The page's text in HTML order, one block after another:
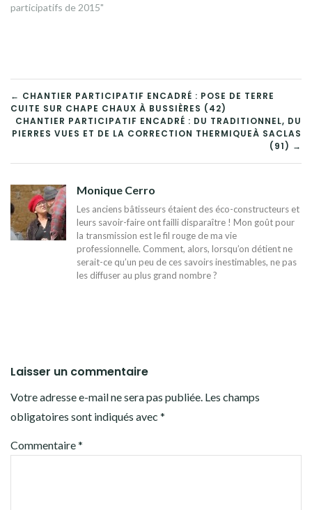
participatifs de 2015"
NAVIGATION
DE
L’ARTICLE
← CHANTIER PARTICIPATIF ENCADRÉ : POSE DE TERRE
CUITE SUR CHAPE CHAUX À BUSSIÈRES (42)
CHANTIER PARTICIPATIF ENCADRÉ : DU TRADITIONNEL, DU
PIERRES VUES ET DE LA CORRECTION THERMIQUEÀ SACLAS
(91) →
Monique Cerro
Les anciens bâtisseurs étaient des éco-constructeurs et
leurs savoir-faire ont failli disparaître ! Mon goût pour
la transmission est le fil rouge de ma vie
professionnelle. Comment, alors, lorsqu’on détient ne
serait-ce qu’un peu de ces savoirs inestimables, ne pas
les diffuser au plus grand nombre ?
Laisser un commentaire
Votre adresse e-mail ne sera pas publiée. Les champs
obligatoires sont indiqués avec *
Commentaire*